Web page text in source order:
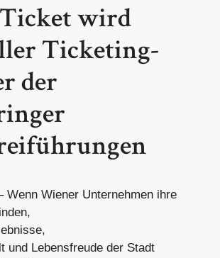
wird
Ticketing-
der
Wenn Wiener Unternehmen ihre
und Lebensfreude der Stadt